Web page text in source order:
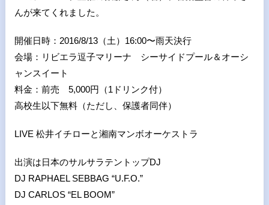
んが来てくれました。
開催日時：2016/8/13（土）16:00〜雨天決行
会場：リビエラ逗子マリーナ シーサイドプール＆オーシ
ャンスイート
料金：前売 5,000円（1ドリンク付）
高校生以下無料（ただし、保護者同伴）
LIVE 松井イチローと湘南マンボオーケストラ
出演は日本のサルサラテントップDJ
DJ RAPHAEL SEBBAG “U.F.O.”
DJ CARLOS “EL BOOM”